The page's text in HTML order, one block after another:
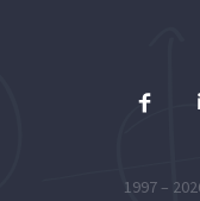
1997 –